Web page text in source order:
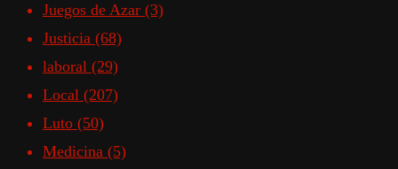
Juegos de Azar (3)
Justicia (68)
laboral (29)
Local (207)
Luto (50)
Medicina (5)